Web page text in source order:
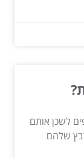
לשכן אותם
שלהם